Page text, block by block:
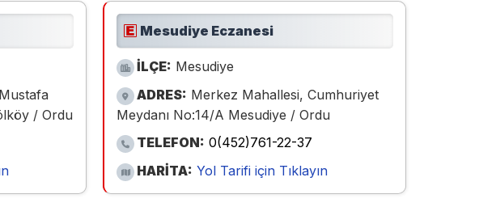
/ Ordu
Mesudiye Eczanesi
İLÇE: Mesudiye
ADRES: Merkez Mahallesi, Cumhuriyet
Meydanı No:14/A Mesudiye / Ordu
TELEFON: 0(452)761-22-37
HARİTA: Yol Tarifi için Tıklayın